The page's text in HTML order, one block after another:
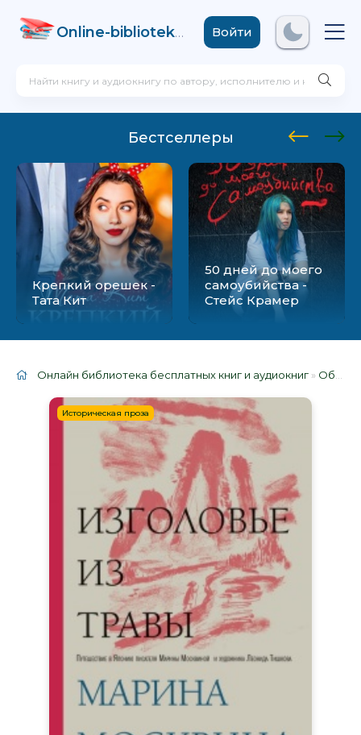
Online-biblioteka .comВойти
Бестселлеры
Крепкий орешек -
Тата Кит
50 дней до моего
самоубийства -
Стейс Крамер
Онлайн библиотека бесплатных книг и аудиокниг » Облако тегов
Историческая проза